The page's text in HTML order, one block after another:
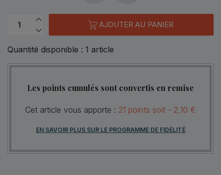
AJOUTER AU PANIER
Quantité disponible : 1 article
Les points cumulés sont convertis en remise
Cet article vous apporte : 21 points soit - 2,10 €
EN SAVOIR PLUS SUR LE PROGRAMME DE FIDÉLITÉ